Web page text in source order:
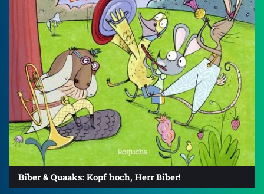
Biber & Quaaks: Kopf hoch, Herr Biber!